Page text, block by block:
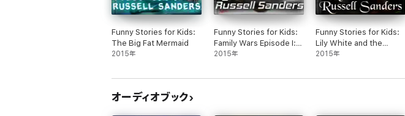
Funny Stories for Kids:
The Big Fat Mermaid
2015年
Funny Stories for Kids:
Family Wars Episode I:
The Forced Dinner
2015年
Funny Stories for Kids:
Lily White and the
Horrible Dwarves
2015年
オーディオブック